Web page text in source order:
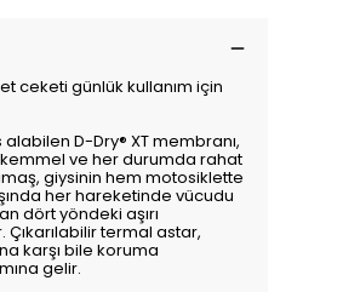
ceketi günlük kullanım için
D-Dry® XT membranı,
ve her durumda rahat
giysinin hem motosiklette
her hareketinde vücudu
dört yöndeki aşırı
termal astar,
karşı bile koruma
gelir.